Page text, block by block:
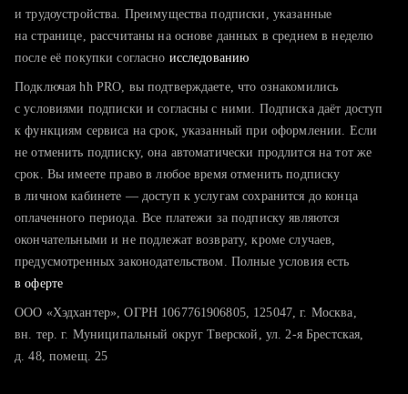
тратите много времени на поиск и вручную поднимаете
хотите сравнить себя с конкурентами и оценить шансы
и трудоустройства. Преимущества подписки, указанные
на странице, рассчитаны на основе данных в среднем в неделю
после её покупки согласно исследованию
Подключая hh PRO, вы подтверждаете, что ознакомились
с условиями подписки и согласны с ними. Подписка даёт доступ
к функциям сервиса на срок, указанный при оформлении. Если
не отменить подписку, она автоматически продлится на тот же
срок. Вы имеете право в любое время отменить подписку
в личном кабинете — доступ к услугам сохранится до конца
оплаченного периода. Все платежи за подписку являются
окончательными и не подлежат возврату, кроме случаев,
предусмотренных законодательством. Полные условия есть
в оферте
ООО «Хэдхантер», ОГРН 1067761906805, 125047, г. Москва,
вн. тер. г. Муниципальный округ Тверской, ул. 2-я Брестская,
д. 48, помещ. 25